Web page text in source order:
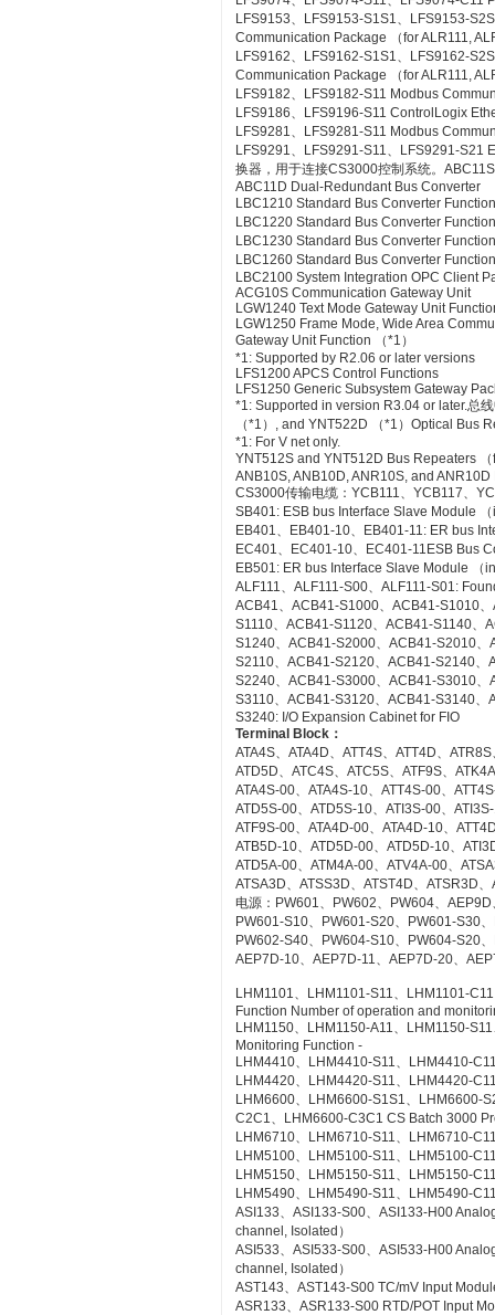
LFS9153、LFS9153-S1S1、LFS9153-
Communication Package （for ALR111,
LFS9162、LFS9162-S1S1、LFS9162-
Communication Package （for ALR111,
LFS9182、LFS9182-S11 Modbus
LFS9186、LFS9196-S11 ControlLogix
LFS9281、LFS9281-S11 Modbus
LFS9291、LFS9291-S11、LFS9291-S21
换器，用于连接CS3000控制系统。
ABC11D Dual-Redundant Bus Converter
LBC1210 Standard Bus Converter
LBC1220 Standard Bus Converter
LBC1230 Standard Bus Converter
LBC1260 Standard Bus Converter
LBC2100 System Integration OPC Client
ACG10S Communication Gateway Unit
LGW1240 Text Mode Gateway Unit
LGW1250 Frame Mode, Wide Area
Gateway Unit Function （*1）
*1: Supported by R2.06 or later versions
LFS1200 APCS Control Functions
LFS1250 Generic Subsystem Gateway
*1: Supported in version R3.04 or later.总
（*1）, and YNT522D （*1）Optical Bus
*1: For V net only.
YNT512S and YNT512D Bus Repeaters
ANB10S, ANB10D, ANR10S, and
CS3000传输电缆：YCB111、YCB117、
SB401: ESB bus Interface Slave Module
EB401、EB401-10、EB401-11: ER bus
EC401、EC401-10、EC401-11ESB Bus
EB501: ER bus Interface Slave Module （
ALF111、ALF111-S00、ALF111-S01:
ACB41、ACB41-S1000、ACB41-S1010
S1110、ACB41-S1120、ACB41-S1140
S1240、ACB41-S2000、ACB41-S2010
S2110、ACB41-S2120、ACB41-S2140
S2240、ACB41-S3000、ACB41-S3010
S3110、ACB41-S3120、ACB41-S3140
S3240: I/O Expansion Cabinet for FIO
Terminal Block ：
ATA4S、ATA4D、ATT4S、ATT4D、
ATD5D、ATC4S、ATC5S、ATF9S、
ATA4S-00、ATA4S-10、ATT4S-00、
ATD5S-00、ATD5S-10、ATI3S-00、
ATF9S-00、ATA4D-00、ATA4D-10、
ATB5D-10、ATD5D-00、ATD5D-10、
ATD5A-00、ATM4A-00、ATV4A-00、
ATSA3D、ATSS3D、ATST4D、ATSR3D
电源：PW601、PW602、PW604、
PW601-S10、PW601-S20、PW601-S30
PW602-S40、PW604-S10、PW604-S20
AEP7D-10、AEP7D-11、AEP7D-20、
LHM1101、LHM1101-S11、LHM1101-
Function Number of operation and
LHM1150、LHM1150-A11、LHM1150-
Monitoring Function -
LHM4410、LHM4410-S11、LHM4410-
LHM4420、LHM4420-S11、LHM4420-
LHM6600、LHM6600-S1S1、LHM6600-
C2C1、LHM6600-C3C1 CS Batch 3000
LHM6710、LHM6710-S11、LHM6710-
LHM5100、LHM5100-S11、LHM5100-
LHM5150、LHM5150-S11、LHM5150-
LHM5490、LHM5490-S11、LHM5490-
ASI133、ASI133-S00、ASI133-H00
channel, Isolated）
ASI533、ASI533-S00、ASI533-H00
channel, Isolated）
AST143、AST143-S00 TC/mV Input
ASR133、ASR133-S00 RTD/POT Input